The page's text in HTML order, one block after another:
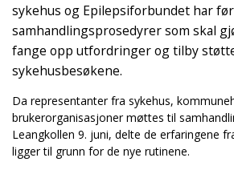
sykehus og Epilepsiforbundet har
samhandlingsprosedyrer som skal
fange opp utfordringer og tilby
sykehusbesøkene.
Da representanter fra sykehus,
brukerorganisasjoner møttes til
Leangkollen 9. juni, delte de erfaringene
ligger til grunn for de nye rutinene.